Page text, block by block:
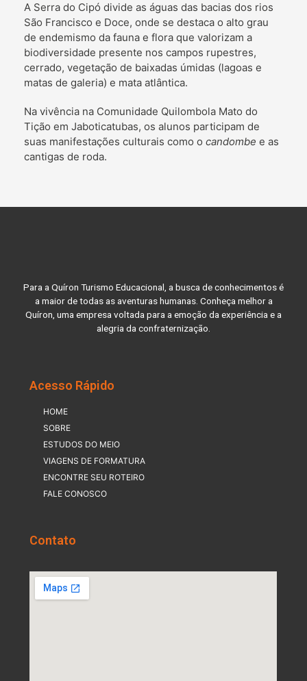
A Serra do Cipó divide as águas das bacias dos rios
São Francisco e Doce, onde se destaca o alto grau
de endemismo da fauna e flora que valorizam a
biodiversidade presente nos campos rupestres,
cerrado, vegetação de baixadas úmidas (lagoas e
matas de galeria) e mata atlântica.
Na vivência na Comunidade Quilombola Mato do
Tição em Jaboticatubas, os alunos participam de
suas manifestações culturais como o candombe e as
cantigas de roda.
Para a Quíron Turismo Educacional, a busca de conhecimentos é
a maior de todas as aventuras humanas. Conheça melhor a
Quíron, uma empresa voltada para a emoção da experiência e a
alegria da confraternização.
Acesso Rápido
HOME
SOBRE
ESTUDOS DO MEIO
VIAGENS DE FORMATURA
ENCONTRE SEU ROTEIRO
FALE CONOSCO
Contato